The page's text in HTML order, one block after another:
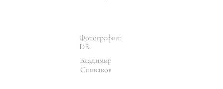
Фотография:
DR
Владимир
Спиваков